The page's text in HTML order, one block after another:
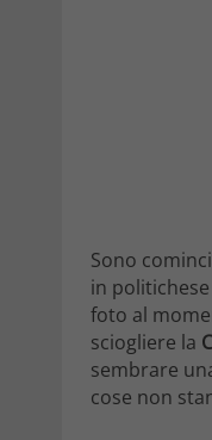
Sono
in politichese
foto al
sciogliere la
sembrare
cose non